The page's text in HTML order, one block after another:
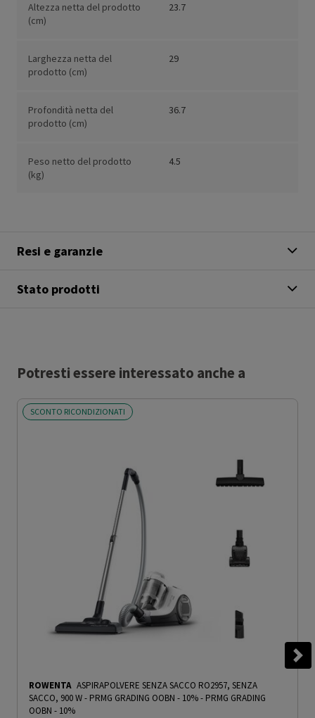
Altezza netta del prodotto
(cm)
23.7
Larghezza netta del
prodotto (cm)
29
Profondità netta del
prodotto (cm)
36.7
Peso netto del prodotto
(kg)
4.5
Resi e garanzie
Stato prodotti
Potresti essere interessato anche a
SCONTO RICONDIZIONATI
ROWENTA ASPIRAPOLVERE SENZA SACCO RO2957, SENZA
SACCO, 900 W - PRMG GRADING OOBN - 10%- PRMG GRADING
OOBN - 10%